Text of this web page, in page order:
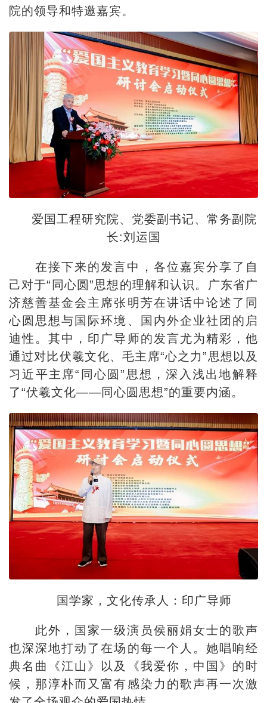
院的领导和特邀嘉宾。
爱国工程研究院、党委副书记、常务副院
长:刘运国
在接下来的发言中，各位嘉宾分享了自
己对于“同心圆”思想的理解和认识。广东省广
济慈善基金会主席张明芳在讲话中论述了同
心圆思想与国际环境、国内外企业社团的启
迪性。其中，印广导师的发言尤为精彩，他
通过对比伏羲文化、毛主席“心之力”思想以及
习近平主席“同心圆”思想，深入浅出地解释
了“伏羲文化——同心圆思想”的重要内涵。
国学家，文化传承人：印广导师
此外，国家一级演员侯丽娟女士的歌声
也深深地打动了在场的每一个人。她唱响经
典名曲《江山》以及《我爱你，中国》的时
候，那淳朴而又富有感染力的歌声再一次激